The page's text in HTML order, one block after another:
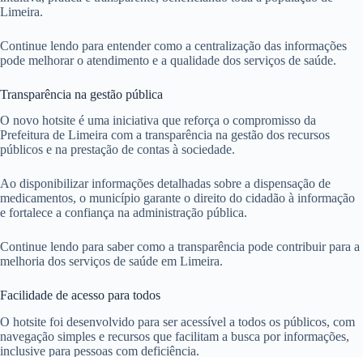
Limeira.
Continue lendo para entender como a centralização das informações
pode melhorar o atendimento e a qualidade dos serviços de saúde.
Transparência na gestão pública
O novo hotsite é uma iniciativa que reforça o compromisso da
Prefeitura de Limeira com a transparência na gestão dos recursos
públicos e na prestação de contas à sociedade.
Ao disponibilizar informações detalhadas sobre a dispensação de
medicamentos, o município garante o direito do cidadão à informação
e fortalece a confiança na administração pública.
Continue lendo para saber como a transparência pode contribuir para a
melhoria dos serviços de saúde em Limeira.
Facilidade de acesso para todos
O hotsite foi desenvolvido para ser acessível a todos os públicos, com
navegação simples e recursos que facilitam a busca por informações,
inclusive para pessoas com deficiência.